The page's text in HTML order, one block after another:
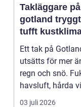
Takläggare på
gotland tryggt tak i
tufft
Ett tak på
utsätts för mer
regn och snö.
havsluft, hårda
saltstänk oc...
03 juli 2026